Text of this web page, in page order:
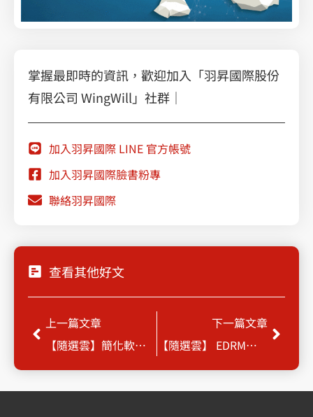
掌握最即時的資訊，歡迎加入「羽昇國際股份
有限公司 WingWill」社群｜
加入羽昇國際 LINE 官方帳號
加入羽昇國際臉書粉專
聯絡羽昇國際
查看其他好文
Prev
上一篇文章
【隨選雲】簡化軟體管理，提升MIS績效
下一篇文章
【隨選雲】 EDRM資料保護技術，有效杜絕企業機密外洩
Next